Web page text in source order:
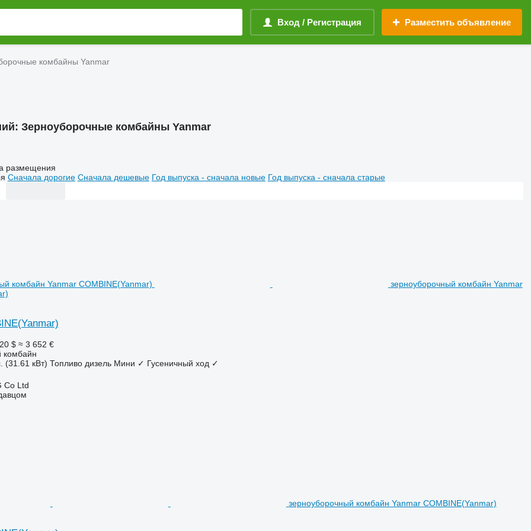
Вход / Регистрация Разместить объявление
комбайны Yanmar
Зерноуборочные комбайны Yanmar
размещения
Сначала дорогие Сначала дешевые Год выпуска - сначала новые Год выпуска - сначала старые
зерноуборочный комбайн Yanmar
$ ≈ 3 652 €
комбайн
(31.61 кВт) Топливо дизель Мини ✓ Гусеничный ход ✓
Co Ltd
зерноуборочный комбайн Yanmar COMBINE(Yanmar)